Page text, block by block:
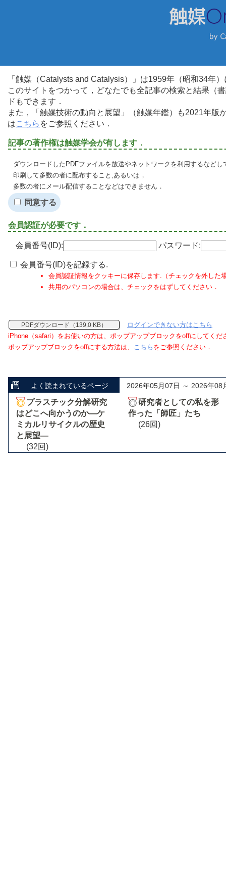
「触媒（Catalysts and Catalysis）」は1959年（昭和34年
このサイトをつかって，どなたでも全記事の検索と結果（
ドもできます．
また，「触媒技術の動向と展望」（触媒年鑑）も2021年
はこちら をご参照ください．
記事の著作権は触媒学会が有します．
ダウンロードしたPDFファイルを放送やネットワークを利用するなど
印刷して多数の者に配布すること,あるいは，
多数の者にメール配信することなどはできません．
同意する
会員認証が必要です．
会員番号(ID): パスワード:
会員番号(ID)を記録する.
会員認証情報をクッキーに保存します.（チェックを外した
共用のパソコンの場合は、チェックをはずしてください．
PDFダウンロード（139.0 KB）
ログインできない方はこちら
iPhone（safari）をお使いの方は、ポップアップブロックをoffにしてくだ
ポップアップブロックをoffにする方法は、 こちら をご参照ください．
よく読まれているページ 2026年05月07日 ～ 2026年08
プラスチック分解研究
はどこへ向かうのか―ケ
ミカルリサイクルの歴史
と展望―
(32回)
研究者としての私を形
作った「師匠」たち
(26回)